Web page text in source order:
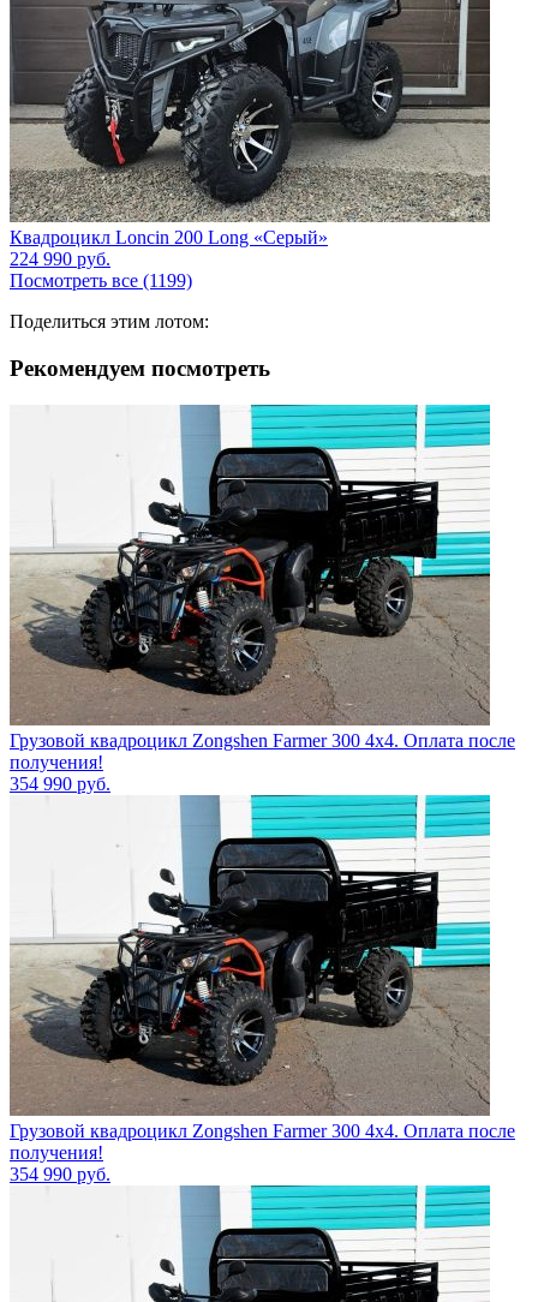
Квадроцикл Loncin 200 Long «Серый»
224 990 руб.
Посмотреть все (1199)
Поделиться этим лотом:
Рекомендуем посмотреть
Грузовой квадроцикл Zongshen Farmer 300 4х4. Оплата после
получения!
354 990 руб.
Грузовой квадроцикл Zongshen Farmer 300 4х4. Оплата после
получения!
354 990 руб.